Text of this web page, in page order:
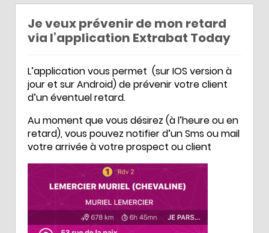
Je veux prévenir de mon retard
via l’application Extrabat Today
L’application vous permet (sur IOS version à
jour et sur Android) de prévenir votre client
d’un éventuel retard.
Au moment que vous désirez (à l’heure ou en
retard), vous pouvez notifier d’un Sms ou mail
votre arrivée à votre prospect ou client